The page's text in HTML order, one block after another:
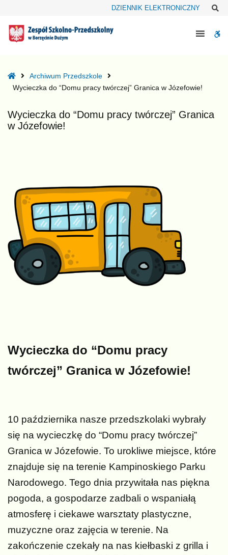
“Domu
Granica
DZIENNIK ELEKTRONICZNY
HomeArchiwum Przedszkole
Wycieczka do “Domu pracy twórczej” Granica w Józefowie!
Wycieczka do “Domu pracy twórczej” Granica
w Józefowie!
Wycieczka do “Domu pracy
twórczej” Granica w Józefowie!
10 października nasze przedszkolaki wybrały
się na wycieczkę do “Domu pracy twórczej”
Granica w Józefowie. To urokliwe miejsce, które
znajduje się na terenie Kampinoskiego Parku
Narodowego. Tego dnia przywitała nas piękna
pogoda, a gospodarze zadbali o wspaniałą
atmosferę i ciekawe warsztaty plastyczne,
muzyczne oraz zajęcia w terenie. Na
zakończenie czekały na nas kiełbaski z grilla i